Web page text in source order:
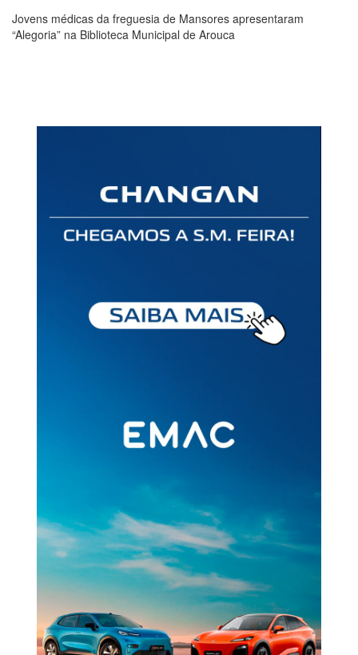
Jovens médicas da freguesia de Mansores apresentaram
“Alegoria” na Biblioteca Municipal de Arouca